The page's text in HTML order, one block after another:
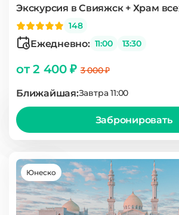
Экскурсия в Свияжск + Храм
148
Ежедневно: 11:00 13:30
от 2 400 ₽3 000 ₽
Ближайшая:Завтра 11:00
Забронировать
Юнеско